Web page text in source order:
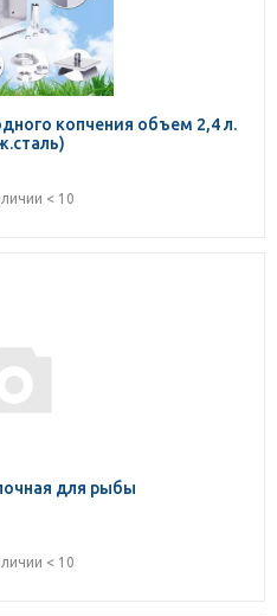
копчения объем 2,4 л.
< 10
для рыбы
< 10